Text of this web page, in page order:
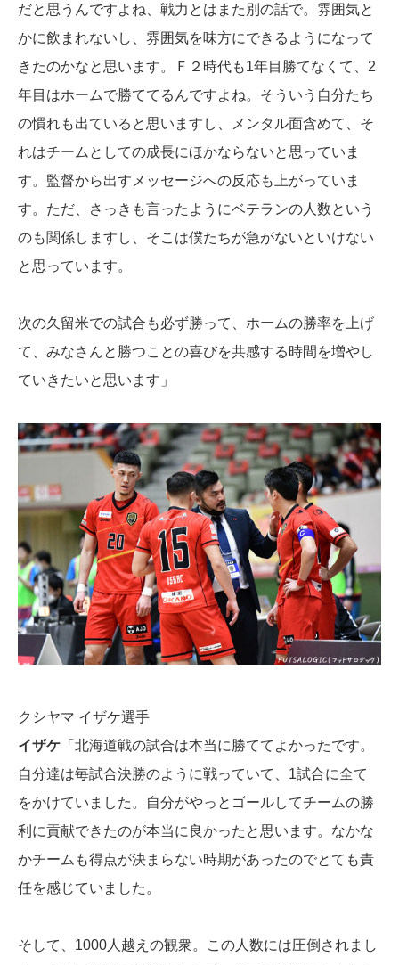
だと思うんですよね、戦力とはまた別の話で。雰囲気と
かに飲まれないし、雰囲気を味方にできるようになって
きたのかなと思います。Ｆ２時代も1年目勝てなくて、2
年目はホームで勝ててるんですよね。そういう自分たち
の慣れも出ていると思いますし、メンタル面含めて、そ
れはチームとしての成長にほかならないと思っていま
す。監督から出すメッセージへの反応も上がっていま
す。ただ、さっきも言ったようにベテランの人数という
のも関係しますし、そこは僕たちが急がないといけない
と思っています。
次の久留米での試合も必ず勝って、ホームの勝率を上げ
て、みなさんと勝つことの喜びを共感する時間を増やし
ていきたいと思います」
クシヤマ イザケ選手
イザケ 「北海道戦の試合は本当に勝ててよかったです。
自分達は毎試合決勝のように戦っていて、1試合に全て
をかけていました。自分がやっとゴールしてチームの勝
利に貢献できたのが本当に良かったと思います。なかな
かチームも得点が決まらない時期があったのでとても責
任を感じていました。
そして、1000人越えの観衆。この人数には圧倒されまし